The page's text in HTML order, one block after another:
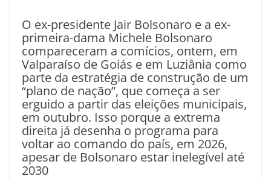
O ex-presidente Jair Bolsonaro e a ex-
primeira-dama Michele Bolsonaro
compareceram a comícios, ontem, em
Valparaíso de Goiás e em Luziânia como
parte da estratégia de construção de um
“plano de nação”, que começa a ser
erguido a partir das eleições municipais,
em outubro. Isso porque a extrema
direita já desenha o programa para
voltar ao comando do país, em 2026,
apesar de Bolsonaro estar inelegível até
2030